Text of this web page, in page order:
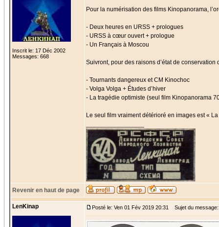
Inscrit le: 17 Déc 2002
Messages: 668
Pour la numérisation des films Kinopanorama,
- Deux heures en URSS + prologues
- URSS à cœur ouvert + prologue
- Un Français à Moscou
Suivront, pour des raisons d’état de conservation
- Tournants dangereux et CM Kinochoc
- Volga Volga + Études d’hiver
- La tragédie optimiste (seul film Kinopanorama
Le seul film vraiment détérioré en images est «
Revenir en haut de page
LenKinap Posté le: Ven 01 Fév 2019 20:31 Sujet du message: